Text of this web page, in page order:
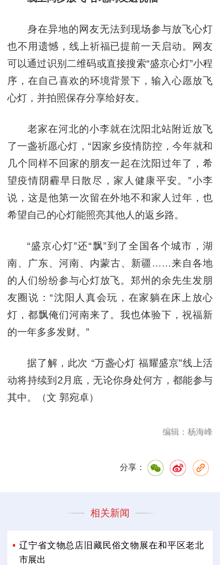
身在异地的网友无法到现场参与放飞心灯
也不用遗憾，线上祈福已提前一天启动。网友
可以通过识别二维码或直接搜索“盛京心灯”小程
序，在自己喜欢的环境背景下，输入心愿放飞
心灯，并拍照保存分享给好友。
老家在河北的小李就在沈阳北站附近放飞
了一盏祈愿心灯，“因家乡疫情防控，今年就和
几个同样不回家的朋友一起在沈阳过年了，希
望疫情阴霾早日散尽，家人健康平安。”小李
说，这是他第一次留在外地不和家人过年，也
希望自己的心灯能照亮其他人的返乡路。
“盛京心灯”还“飘”到了全国各个城市，湖
南、广东、河南、内蒙古、新疆……来自各地
的人们纷纷参与心灯放飞。郑州的余先生发朋
友圈说：“沈阳人真会玩，在家躺在床上放心
灯，都飘俺们河南来了。我也体验下，祝福新
的一年多多发财。”
据了解，此次 “万盏心灯 福耀盛京”线上活
动将持续到2月底，无论你身处何方，都能参与
其中。（文 郭宛卓）
编辑：杨海峰
分享：
相关新闻
辽宁省文物总店旧藏民俗文物展在和平区老北
市展出